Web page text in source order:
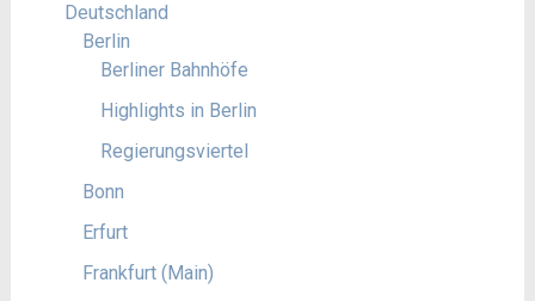
Deutschland
Berlin
Berliner Bahnhöfe
Highlights in Berlin
Regierungsviertel
Bonn
Erfurt
Frankfurt (Main)